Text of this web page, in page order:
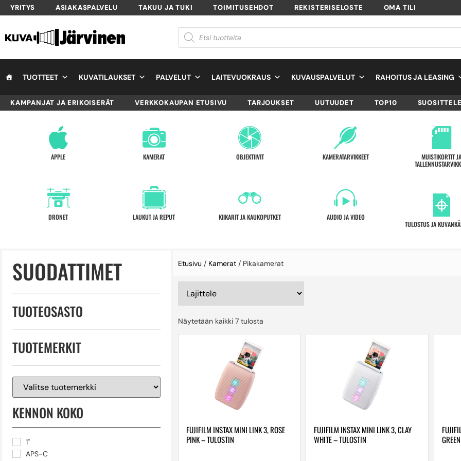
YRITYS ASIAKASPALVELU TAKUU JA TUKI TOIMITUSEHDOT REKISTERISELOSTE OMA TILI
TUOTTEET KUVATILAUKSET PALVELUT LAITEVUOKRAUS KUVAUSPALVELUT RAHOITUS JA LEASING
KAMPANJAT JA ERIKOISERÄT VERKKOKAUPAN ETUSIVU TARJOUKSET UUTUUDET TOP10
APPLE
DRONET
KAMERAT
LAUKUT JA REPUT
OBJEKTIIVIT
KIIKARIT JA KAUKOPUTKET
KAMERATARVIKKEET
AUDIO JA VIDEO
MUISTIKORTIT
TULOSTUS JA
SUODATTIMET
TUOTEOSASTO
TUOTEMERKIT
KENNON KOKO
1"
APS-C
Etusivu / Kamerat / Pikakamerat
Näytetään kaikki 7 tulosta
FUJIFILM INSTAX MINI LINK 3, ROSE
PINK – TULOSTIN
FUJIFILM INSTAX MINI LINK 3, CLAY
WHITE – TULOSTIN